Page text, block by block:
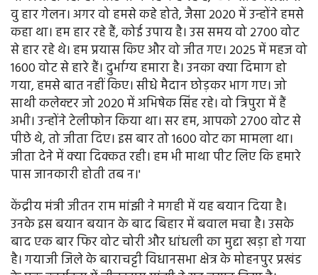
वु हार गेलन। अगर वो हमसे कहे होते, जैसा 2020 में उन्होंने हमसे
कहा था। हम हार रहे हैं, कोई उपाय है। उस समय वो 2700 वोट
से हार रहे थे। हम प्रयास किए और वो जीत गए। 2025 में महज वो
1600 वोट से हारे हैं। दुर्भाग्य हमारा है। उनका क्या दिमाग हो
गया, हमसे बात नहीं किए। सीधे मैदान छोड़कर भाग गए। जो
साथी कलेक्टर जो 2020 में अभिषेक सिंह रहे। वो त्रिपुरा में हैं
अभी। उन्होंने टेलीफोन किया था। सर हम, आपको 2700 वोट से
पीछे थे, तो जीता दिए। इस बार तो 1600 वोट का मामला था।
जीता देने में क्या दिक्कत रही। हम भी माथा पीट लिए कि हमारे
पास जानकारी होती तब न।'
केंद्रीय मंत्री जीतन राम मांझी ने मगही में यह बयान दिया है।
उनके इस बयान बयान के बाद बिहार में बवाल मचा है। उसके
बाद एक बार फिर वोट चोरी और धांधली का मुद्दा खड़ा हो गया
है। गयाजी जिले के बाराचट्टी विधानसभा क्षेत्र के मोहनपुर प्रखंड